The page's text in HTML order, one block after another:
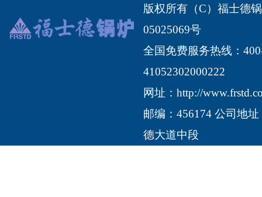
版权所有（C）福士德
05025069号
全国免费服务热线：
41052302000222
网址： http://
邮编：456174 公司地
德大道中段